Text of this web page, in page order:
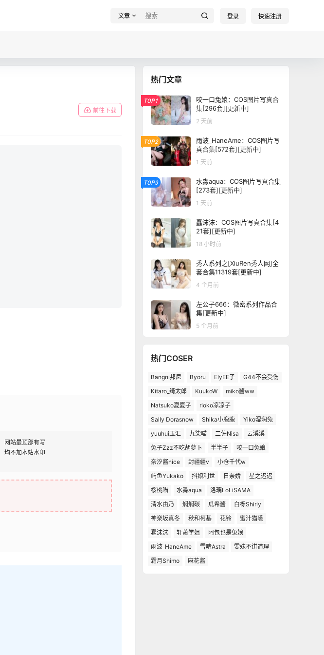
文章 登录 快速注册
前往下载
网站最顶部有写
均不加本站水印
热门文章
TOP1
咬一口兔娘：COS图片写真合
集[296套][更新中]
2 天前
TOP2
雨波_HaneAme：COS图片写
真合集[572套][更新中]
1 天前
TOP3
水淼aqua：COS图片写真合集
[273套][更新中]
1 天前
蠢沫沫：COS图片写真合集[4
21套][更新中]
18 小时前
秀人系列之[XiuRen秀人网]全
套合集11319套[更新中]
4 个月前
左公子666：微密系列作品合
集[更新中]
5 个月前
热门COSER
Bangni邦尼 Byoru ElyEE子
G44不会受伤
Kitaro_绮太郎
KuukoW
miko酱ww
Natsuko夏夏子
rioko凉凉子
Sally Dorasnow
Shika小鹿鹿
Yiko湿润兔
yuuhui玉汇
九柒喵 二佐Nisa
云溪溪
兔子Zzz不吃胡萝卜
半半子
咬一口兔娘
奈汐酱nice
封疆疆v
小仓千代w
屿鱼Yukako
抖娘利世 日奈娇
星之迟迟
桜桃喵
水淼aqua
洛璃LoLiSAMA
清水由乃
焖焖碳 瓜希酱
白栎Shirly
神楽坂真冬
秋和柯基 花铃
蜜汁猫裘
蠢沫沫
轩萧学姐
阿包也是兔娘
雨波_HaneAme
雪晴Astra
雯妹不讲道理
霜月Shimo
麻花酱